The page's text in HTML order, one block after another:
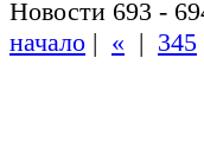
Новости 693 -
начало | « | 345